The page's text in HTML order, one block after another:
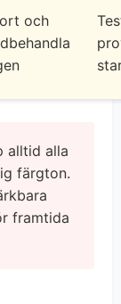
och
alltid alla
färgton.
framtida